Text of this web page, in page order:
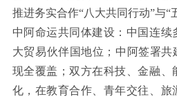
推进务实合作“八大共同行动”与“
中阿命运共同体建设：中国连续
大贸易伙伴国地位；中阿签署共
现全覆盖；双方在科技、金融、
化，在教育合作、青年交往、旅